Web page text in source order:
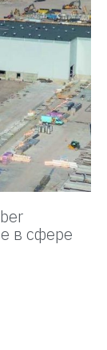
в сфере